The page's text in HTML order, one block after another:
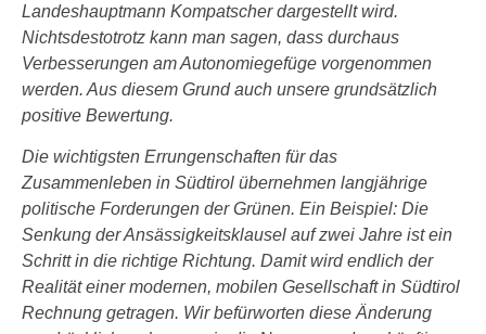
Landeshauptmann Kompatscher dargestellt wird.
Nichtsdestotrotz kann man sagen, dass durchaus
Verbesserungen am Autonomiegefüge vorgenommen
werden. Aus diesem Grund auch unsere grundsätzlich
positive Bewertung.
Die wichtigsten Errungenschaften für das
Zusammenleben in Südtirol übernehmen langjährige
politische Forderungen der Grünen. Ein Beispiel: Die
Senkung der Ansässigkeitsklausel auf zwei Jahre ist ein
Schritt in die richtige Richtung. Damit wird endlich der
Realität einer modernen, mobilen Gesellschaft in Südtirol
Rechnung getragen. Wir befürworten diese Änderung